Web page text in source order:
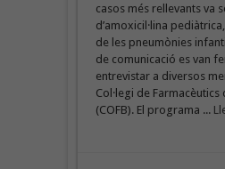
casos més rellevants va
d’amoxicil·lina
de les pneumònies
de comunicació es van
entrevistar a diversos
Col·legi de Farmacèutics
(COFB). El programa ...